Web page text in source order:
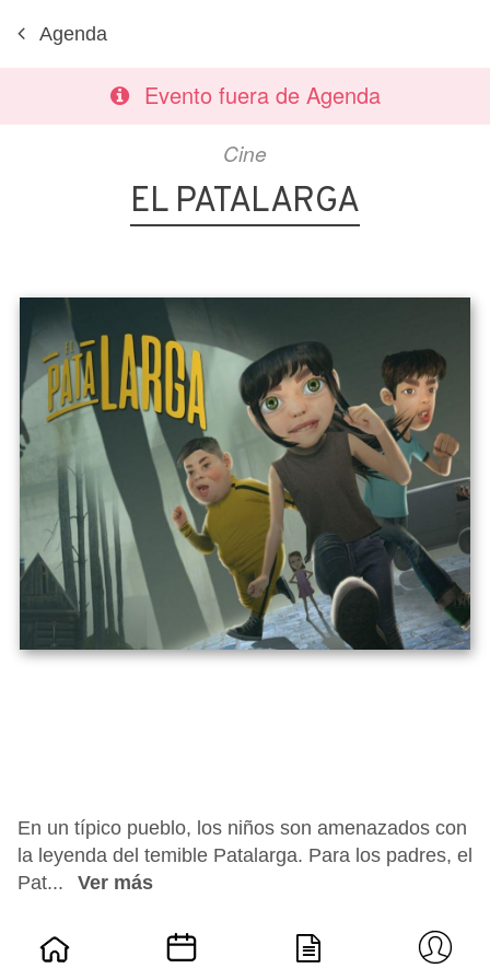
Agenda
Evento fuera de Agenda
Cine
EL PATALARGA
En un típico pueblo, los niños son amenazados con
la leyenda del temible Patalarga. Para los padres, el
Pat...
Ver más